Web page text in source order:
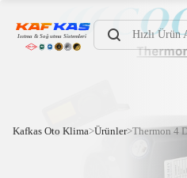
Products
search
Kafkas Oto Klima>Ürünler>Thermon 4